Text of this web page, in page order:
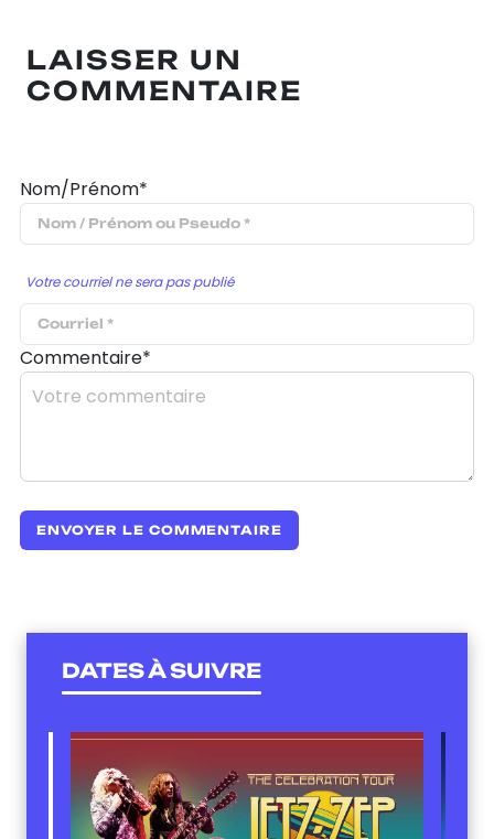
LAISSER UN
COMMENTAIRE
Nom/Prénom*
Votre courriel ne sera pas publié
Commentaire*
DATES À SUIVRE